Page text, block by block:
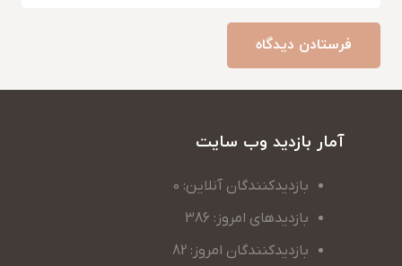
فرستادن دیدگاه
آمار بازدید وب سایت
بازدیدکنندگان آنلاین: 0
بازدیدهای امروز: 386
بازدیدکنندگان امروز: 82